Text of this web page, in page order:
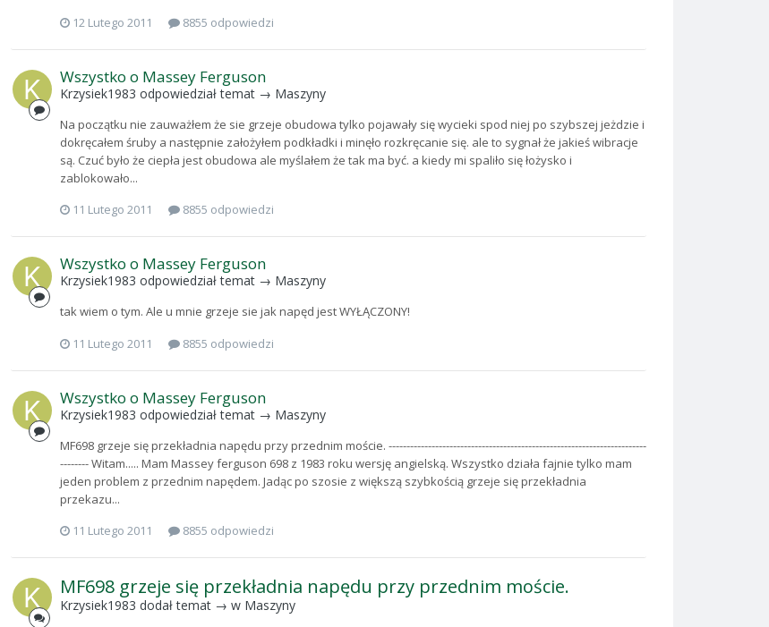
12 Lutego 2011
8855 odpowiedzi
Wszystko o Massey Ferguson
Krzysiek1983 odpowiedział temat → Maszyny
Na początku nie zauważłem że sie grzeje obudowa tylko pojawały się wycieki spod niej po szybszej jeżdzie i
dokręcałem śruby a następnie założyłem podkładki i minęło rozkręcanie się. ale to sygnał że jakieś wibracje
są. Czuć było że ciepła jest obudowa ale myślałem że tak ma być. a kiedy mi spaliło się łożysko i
zablokowało...
11 Lutego 2011
8855 odpowiedzi
Wszystko o Massey Ferguson
Krzysiek1983 odpowiedział temat → Maszyny
tak wiem o tym. Ale u mnie grzeje sie jak napęd jest WYŁĄCZONY!
11 Lutego 2011
8855 odpowiedzi
Wszystko o Massey Ferguson
Krzysiek1983 odpowiedział temat → Maszyny
MF698 grzeje się przekładnia napędu przy przednim moście. ------------------------------------------------------------------------
-------- Witam..... Mam Massey ferguson 698 z 1983 roku wersję angielską. Wszystko działa fajnie tylko mam
jeden problem z przednim napędem. Jadąc po szosie z większą szybkością grzeje się przekładnia
przekazu...
11 Lutego 2011
8855 odpowiedzi
MF698 grzeje się przekładnia napędu przy przednim moście.
Krzysiek1983 dodał temat → w Maszyny